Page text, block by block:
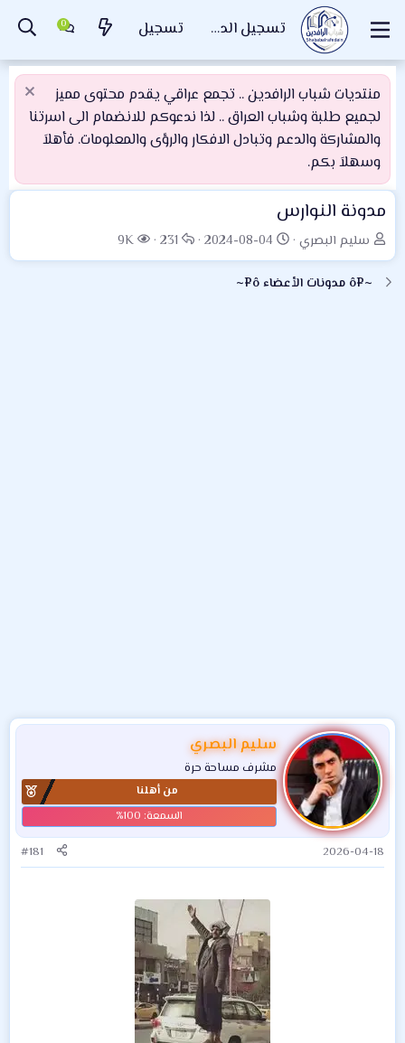
تسجيل الدخول تسجيل
منتديات شباب الرافدين .. تجمع عراقي يقدم محتوى مميز
لجميع طلبة وشباب العراق .. لذا ندعوكم للانضمام الى اسرتنا
والمشاركة والدعم وتبادل الافكار والرؤى والمعلومات. فأهلاَ
وسهلاَ بكم.
مدونة النوارس
ب
ا
د
سليم البصري
ت
ا
ر
2024-08-04
ا
ل
231
ا
ل
9K
~¤ô مدونات الأعضاء ô¤~
سليم البصري
مشرف مساحة حرة
من أهلنا
2026-04-18
#181